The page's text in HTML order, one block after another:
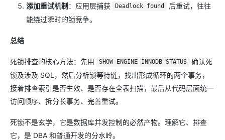
添加重试机制 ​：应用层捕获 Deadlock found
后重试，往往
能绕过瞬时的锁竞争。
总结
死锁排查的核心方法：先用 SHOW ENGINE INNODB STATUS
确认死
锁及涉及 SQL，然后分析锁等待链，找出形成循环的两个事务，
接着排查索引是否生效、是否存在全表扫描，最后从代码层面统一
访问顺序、拆分长事务、完善重试。
死锁不是玄学，它是数据库并发控制的必然产物。理解它、排查
它，是 DBA 和普通开发的分水岭。